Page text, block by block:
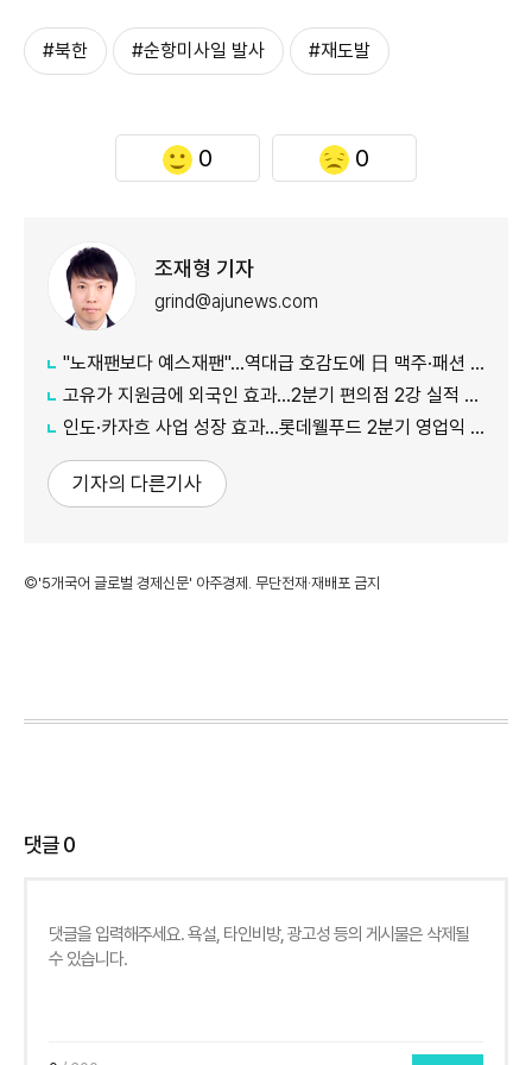
#북한 #순항미사일 발사 #재도발
0 0
조재형 기자
grind@ajunews.com
"노재팬보다 예스재팬"…역대급 호감도에 日 맥주·패션 '날개'
고유가 지원금에 외국인 효과…2분기 편의점 2강 실적 날았다
인도·카자흐 사업 성장 효과…롯데웰푸드 2분기 영업익 89%↑
기자의 다른기사
©'5개국어 글로벌 경제신문' 아주경제. 무단전재·재배포 금지
댓글0